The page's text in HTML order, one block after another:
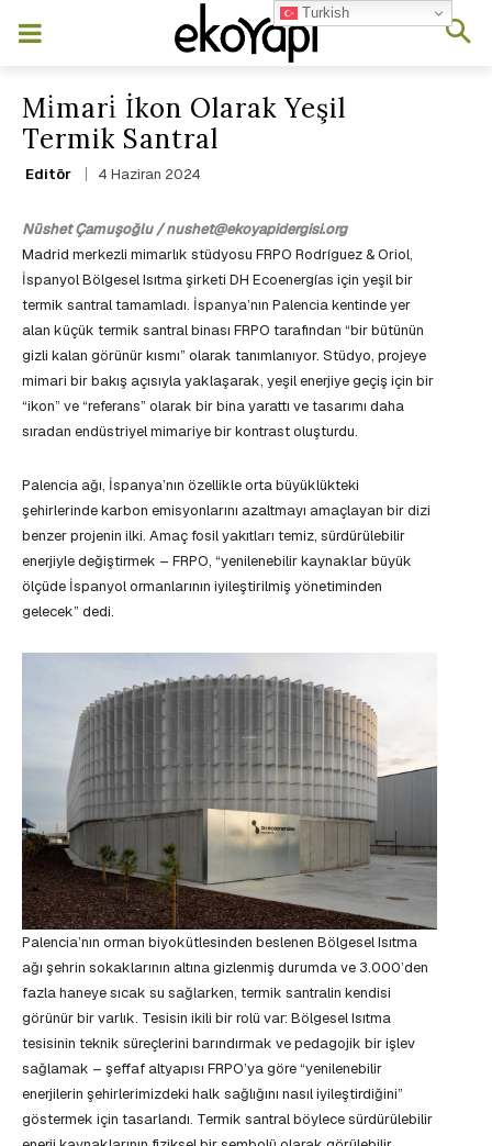
Mi̇mari̇ İkon Olarak Yeşil
Termik Santral
Editör 4 Haziran 2024
Nüshet Çamuşoğlu / nushet@ekoyapidergisi.org
Madrid merkezli mimarlık stüdyosu FRPO Rodríguez & Oriol,
İspanyol Bölgesel Isıtma şirketi DH Ecoenergías için yeşil bir
termik santral tamamladı. İspanya’nın Palencia kentinde yer
alan küçük termik santral binası FRPO tarafından “bir bütünün
gizli kalan görünür kısmı” olarak tanımlanıyor. Stüdyo, projeye
mimari bir bakış açısıyla yaklaşarak, yeşil enerjiye geçiş için bir
“ikon” ve “referans” olarak bir bina yarattı ve tasarımı daha
sıradan endüstriyel mimariye bir kontrast oluşturdu.
Palencia ağı, İspanya’nın özellikle orta büyüklükteki
şehirlerinde karbon emisyonlarını azaltmayı amaçlayan bir dizi
benzer projenin ilki. Amaç fosil yakıtları temiz, sürdürülebilir
enerjiyle değiştirmek – FRPO, “yenilenebilir kaynaklar büyük
ölçüde İspanyol ormanlarının iyileştirilmiş yönetiminden
gelecek” dedi.
Palencia’nın orman biyokütlesinden beslenen Bölgesel Isıtma
ağı şehrin sokaklarının altına gizlenmiş durumda ve 3.000’den
fazla haneye sıcak su sağlarken, termik santralin kendisi
görünür bir varlık. Tesisin ikili bir rolü var: Bölgesel Isıtma
tesisinin teknik süreçlerini barındırmak ve pedagojik bir işlev
sağlamak – şeffaf altyapısı FRPO’ya göre “yenilenebilir
enerjilerin şehirlerimizdeki halk sağlığını nasıl iyileştirdiğini”
göstermek için tasarlandı. Termik santral böylece sürdürülebilir
Turkish